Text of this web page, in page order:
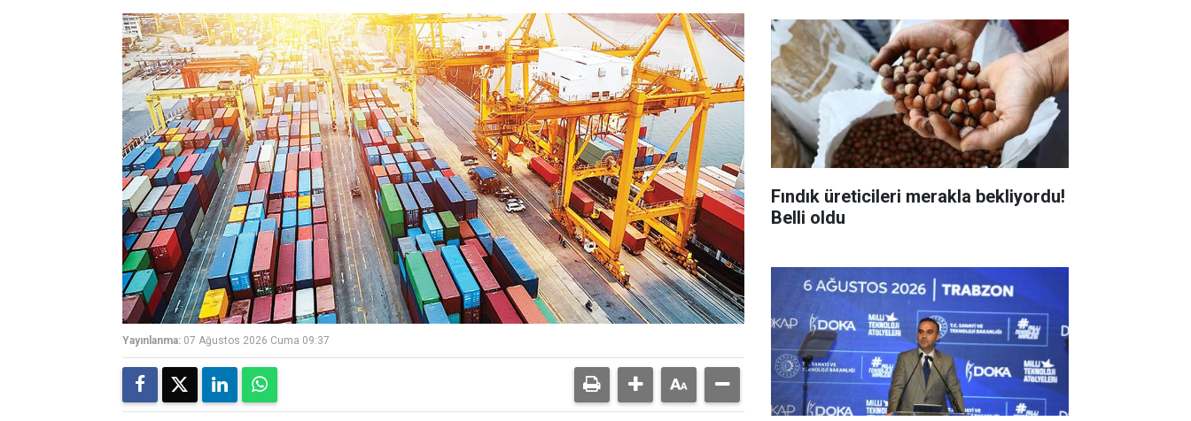
Yayınlanma: 07 Ağustos 2026 Cuma 09:37
Fındık üreticileri merakla bekliyordu!
Belli oldu